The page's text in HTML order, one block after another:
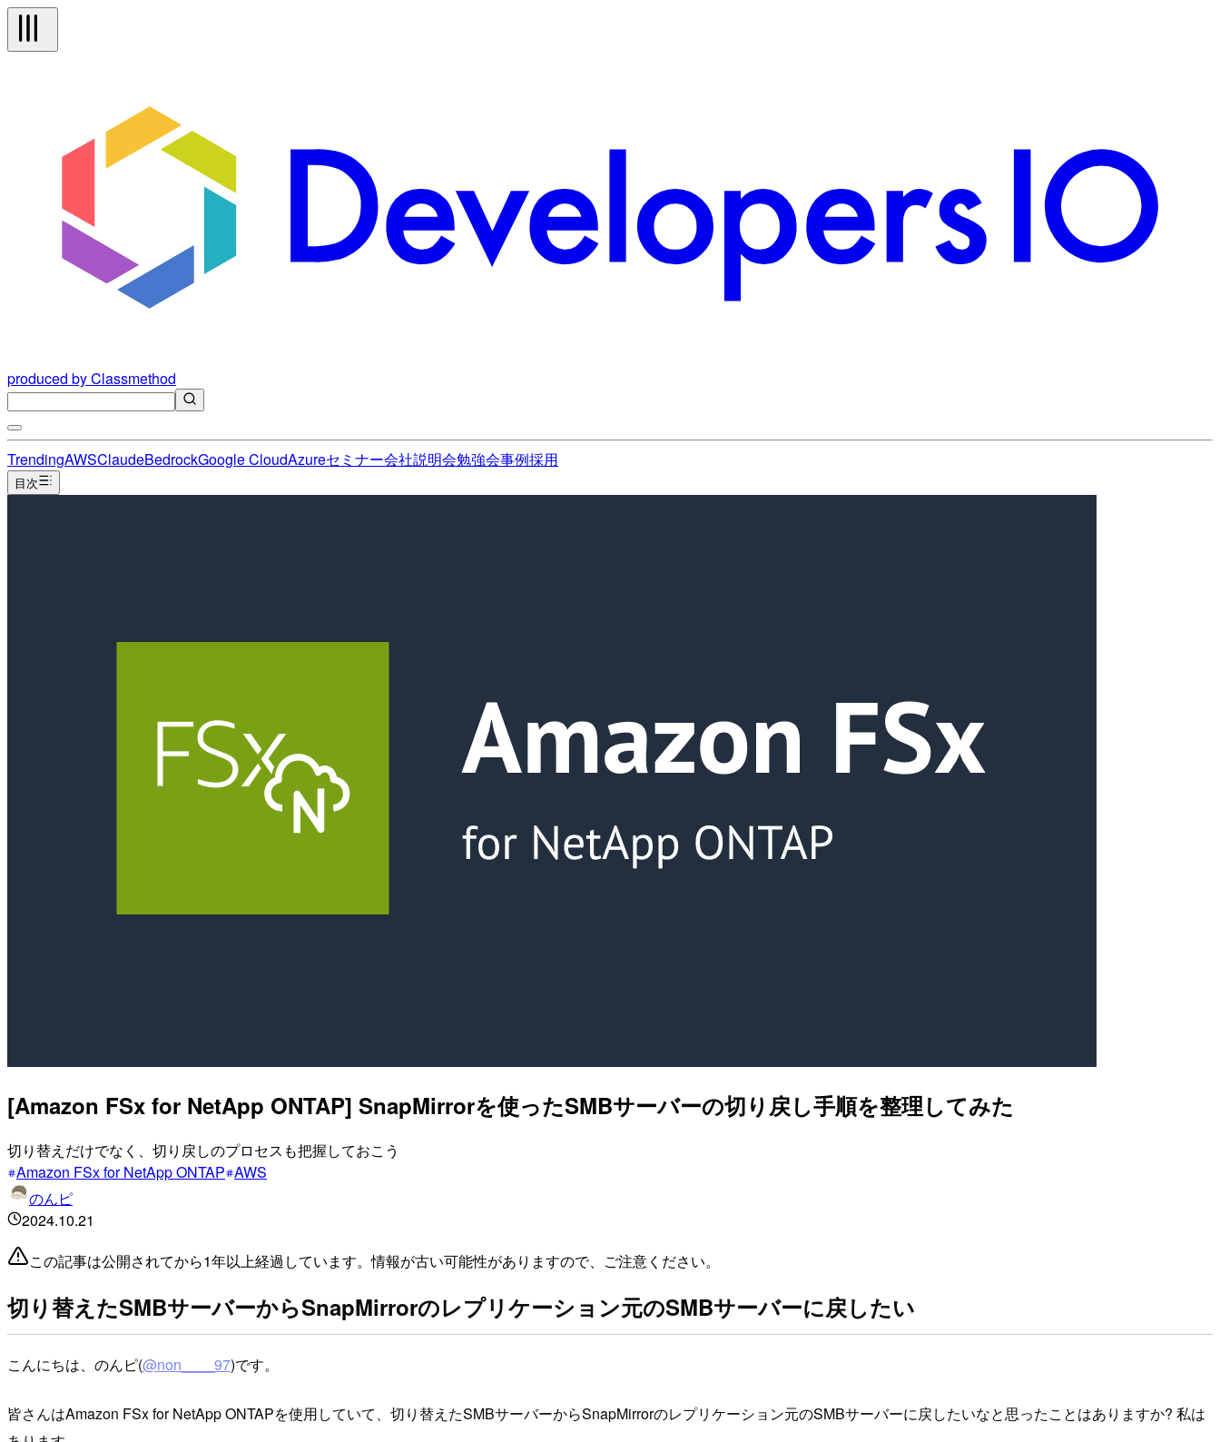
produced by Classmethod
TrendingAWSClaudeBedrockGoogle CloudAzureセミナー会社説明会勉強会事例採用
目次
[Amazon FSx for NetApp ONTAP] SnapMirrorを使ったSMBサーバーの切り戻し手順を整理してみた
切り替えだけでなく、切り戻しのプロセスも把握しておこう
Amazon FSx for NetApp ONTAP AWS
のんピ
2024.10.21
この記事は公開されてから1年以上経過しています。情報が古い可能性がありますので、ご注意ください。
切り替えたSMBサーバーからSnapMirrorのレプリケーション元のSMBサーバーに戻したい
こんにちは、のんピ(@non____97)です。
皆さんはAmazon FSx for NetApp ONTAPを使用していて、切り替えたSMBサーバーからSnapMirrorのレプリケーション元のSMBサーバーに戻したいなと思ったことはありますか? 私は